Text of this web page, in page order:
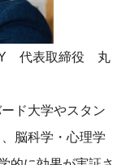
代表取締役 丸
ド大学やスタン
脳科学・心理学